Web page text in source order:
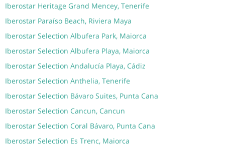
Iberostar Heritage Grand Mencey, Tenerife
Iberostar Paraíso Beach, Riviera Maya
Iberostar Selection Albufera Park, Maiorca
Iberostar Selection Albufera Playa, Maiorca
Iberostar Selection Andalucía Playa, Cádiz
Iberostar Selection Anthelia, Tenerife
Iberostar Selection Bávaro Suites, Punta Cana
Iberostar Selection Cancun, Cancun
Iberostar Selection Coral Bávaro, Punta Cana
Iberostar Selection Es Trenc, Maiorca